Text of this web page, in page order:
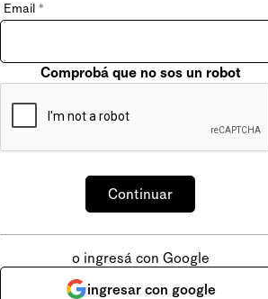
Email *
Comprobá que no sos un robot
o ingresá con Google
ingresar con google